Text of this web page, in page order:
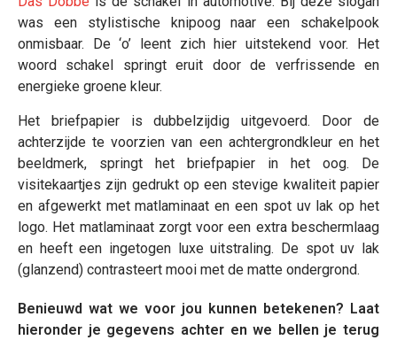
was een stylistische knipoog naar een schakelpook
onmisbaar. De ‘o’ leent zich hier uitstekend voor. Het
woord schakel springt eruit door de verfrissende en
energieke groene kleur.
Het briefpapier is dubbelzijdig uitgevoerd. Door de
achterzijde te voorzien van een achtergrondkleur en het
beeldmerk, springt het briefpapier in het oog. De
visitekaartjes zijn gedrukt op een stevige kwaliteit papier
en afgewerkt met matlaminaat en een spot uv lak op het
logo. Het matlaminaat zorgt voor een extra beschermlaag
en heeft een ingetogen luxe uitstraling. De spot uv lak
(glanzend) contrasteert mooi met de matte ondergrond.
Benieuwd wat we voor jou kunnen betekenen? Laat
hieronder je gegevens achter en we bellen je terug